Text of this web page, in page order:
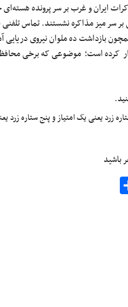
ایران و غرب بر سر پرونده
سر میز مذاکره نشستند. تماس تلفنی
بازداشت ده ملوان نیروی دریایی
کرده است؛ موضوعی که برخی
یعنی یک امتیاز و پنج ستاره زرد
باشید